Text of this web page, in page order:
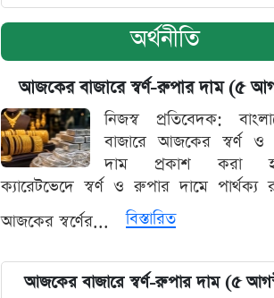
অর্থনীতি
আজকের বাজারে স্বর্ণ-রুপার দাম (৫
নিজস্ব প্রতিবেদক:
বাজারে আজকের স্বর্ণ ও
দাম প্রকাশ করা
ক্যারেটভেদে স্বর্ণ ও রুপার দামে পার্থক্য
আজকের স্বর্ণের...
বিস্তারিত
আজকের বাজারে স্বর্ণ-রুপার দাম (৫